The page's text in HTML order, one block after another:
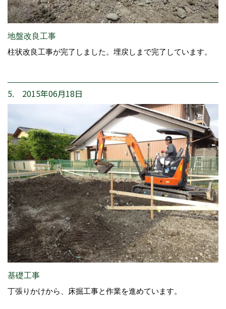
地盤改良工事
柱状改良工事が完了しました。埋戻しまで完了しています。
5. 2015年06月18日
基礎工事
丁張りかけから、床掘工事と作業を進めています。